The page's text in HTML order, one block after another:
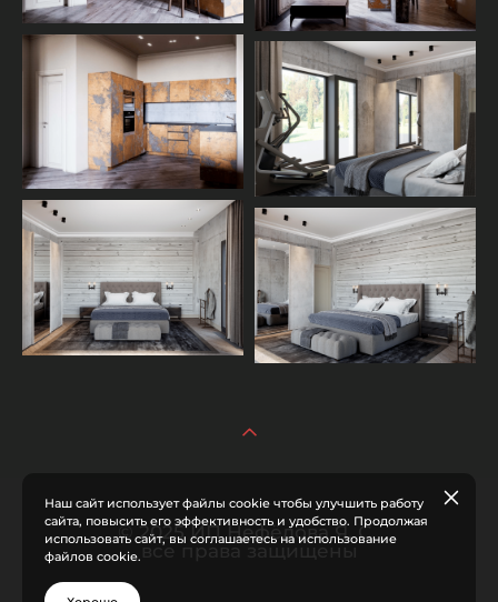
© 2025 ИП Нефёдова Я. С.
все права защищены
Наш сайт использует файлы cookie чтобы улучшить работу
сайта, повысить его эффективность и удобство. Продолжая
использовать сайт, вы соглашаетесь на использование
файлов cookie.